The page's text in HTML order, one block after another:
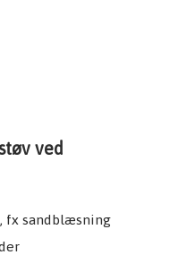
ved
fx sandblæsning